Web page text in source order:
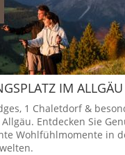
IM ALLGÄU
1 Chaletdorf &
Entdecken Sie
Wohlfühlmomente in